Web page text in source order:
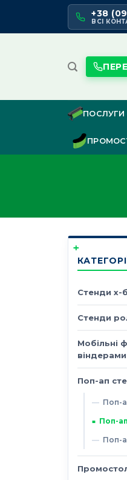
content
+38
ВСІ
ПОСЛУГИ
Стенди х-
Стенди
Мобільні
віндерами
Поп-ап
Поп-
Поп-
Поп-